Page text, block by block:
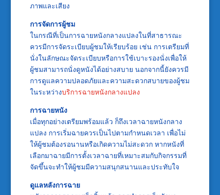
ภาพและเสียง
การจัดการผู้ชม
ในกรณีที่เป็นการฉายหนังกลางแปลงในที่สาธารณะ
ควรมีการจัดระเบียบผู้ชมให้เรียบร้อย เช่น การเตรียมที่
นั่งในลักษณะจัดระเบียบหรือการใช้เบาะรองนั่งเพื่อให้
ผู้ชมสามารถนั่งดูหนังได้อย่างสบาย นอกจากนี้ยังควรมี
การดูแลความปลอดภัยและความสะดวกสบายของผู้ชม
ในระหว่างบริการฉายหนังกลางแปลง
การฉายหนัง
เมื่อทุกอย่างเตรียมพร้อมแล้ว ก็ถึงเวลาฉายหนังกลาง
แปลง การเริ่มฉายควรเป็นไปตามกำหนดเวลา เพื่อไม่
ให้ผู้ชมต้องรอนานหรือเกิดความไม่สะดวก หากหนังที่
เลือกมาฉายมีการตั้งเวลาฉายที่เหมาะสมกับกิจกรรมที่
จัดขึ้นจะทำให้ผู้ชมมีความสนุกสนานและประทับใจ
ดูแลหลังการฉาย